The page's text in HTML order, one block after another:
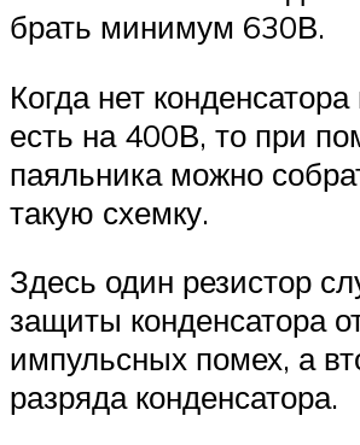
брать минимум 630В.
Когда нет
есть на 400В, то при
паяльника можно
такую схемку.
Здесь один резистор
защиты конденсатора
импульсных помех, а
разряда конденсатора.